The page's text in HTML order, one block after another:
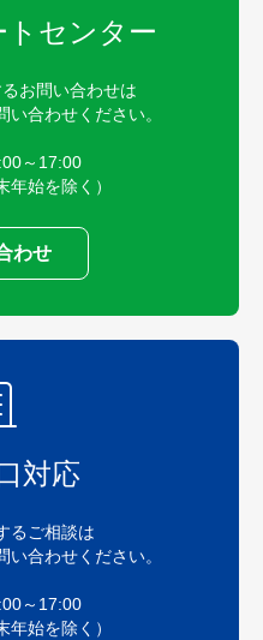
トセンター
お問い合わせは
合わせください。
～17:00
年始を除く）
わせ
対応
るご相談は
合わせください。
～17:00
年始を除く）